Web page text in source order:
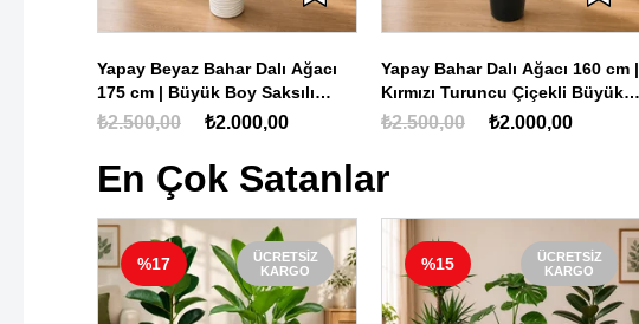
Yapay Beyaz Bahar Dalı Ağacı
175 cm | Büyük Boy Saksılı
Dekoratif Yapay Çiçek Ağacı
₺2.000,00
₺2.500,00
Yapay Bahar Dalı Ağacı 160 cm |
Kırmızı Turuncu Çiçekli Büyük
Boy Dekoratif Yapay Ağaç
₺2.000,00
₺2.500,00
En Çok Satanlar
ÜCRETSIZ
KARGO
%15 %34